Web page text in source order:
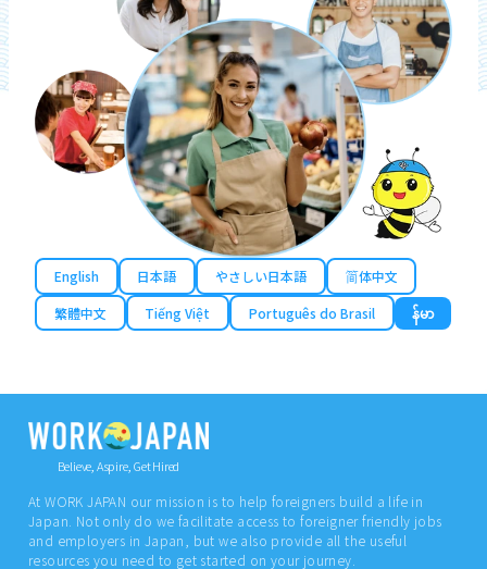
English 日本語 やさしい日本語
简体中文
繁體中文
Tiếng Việt Português do Brasil န်မာ
Believe, Aspire, Get Hired
At WORK JAPAN our mission is to help foreigners build a life in
Japan. Not only do we facilitate access to foreigner friendly jobs
and employers in Japan, but we also provide all the useful
resources you need to get started on your journey.